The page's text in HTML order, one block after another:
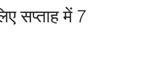
सप्ताह में 7